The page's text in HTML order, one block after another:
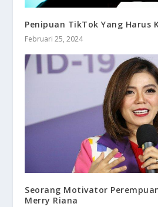
Penipuan TikTok Yang Harus
Februari 25, 2024
Seorang Motivator
Merry Riana